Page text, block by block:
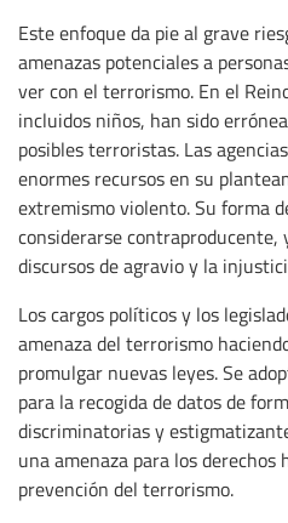
Este enfoque da pie al grave
amenazas potenciales a
ver con el terrorismo. En el
incluidos niños, han sido
posibles terroristas. Las
enormes recursos en su
extremismo violento. Su forma
considerarse contraproducente,
discursos de agravio y la
Los cargos políticos y los
amenaza del terrorismo
promulgar nuevas leyes. Se
para la recogida de datos de
discriminatorias y
una amenaza para los derechos
prevención del terrorismo.